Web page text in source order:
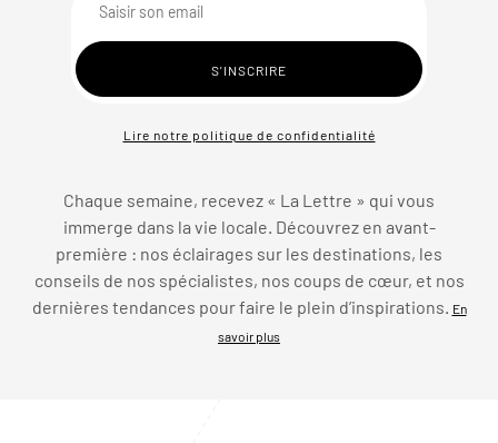
Lire notre politique de confidentialité
Chaque semaine, recevez « La Lettre » qui vous
immerge dans la vie locale. Découvrez en avant-
première : nos éclairages sur les destinations, les
conseils de nos spécialistes, nos coups de cœur, et nos
dernières tendances pour faire le plein d’inspirations.
En
savoir plus